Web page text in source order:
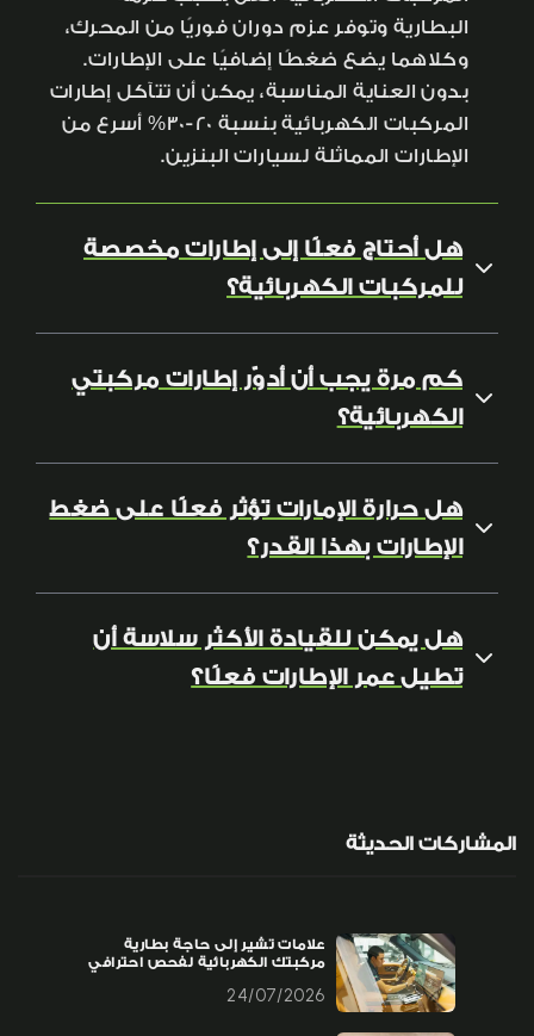
البطارية وتوفر عزم دوران فوريًا من المحرك،
وكلاهما يضع ضغطًا إضافيًا على الإطارات.
بدون العناية المناسبة، يمكن أن تتآكل إطارات
المركبات الكهربائية بنسبة 20-30% أسرع من
الإطارات المماثلة لسيارات البنزين.
هل أحتاج فعلًا إلى إطارات مخصصة
للمركبات الكهربائية؟
كم مرة يجب أن أدوّر إطارات مركبتي
الكهربائية؟
هل حرارة الإمارات تؤثر فعلًا على ضغط
الإطارات بهذا القدر؟
هل يمكن للقيادة الأكثر سلاسة أن
تطيل عمر الإطارات فعلًا؟
المشاركات الحديثة
علامات تشير إلى حاجة بطارية
مركبتك الكهربائية لفحص احترافي
24/07/2026